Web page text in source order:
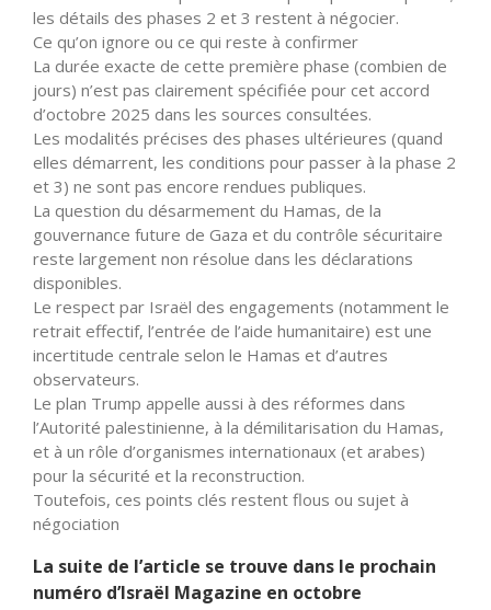
les détails des phases 2 et 3 restent à négocier.
Ce qu’on ignore ou ce qui reste à confirmer
La durée exacte de cette première phase (combien de
jours) n’est pas clairement spécifiée pour cet accord
d’octobre 2025 dans les sources consultées.
Les modalités précises des phases ultérieures (quand
elles démarrent, les conditions pour passer à la phase 2
et 3) ne sont pas encore rendues publiques.
La question du désarmement du Hamas, de la
gouvernance future de Gaza et du contrôle sécuritaire
reste largement non résolue dans les déclarations
disponibles.
Le respect par Israël des engagements (notamment le
retrait effectif, l’entrée de l’aide humanitaire) est une
incertitude centrale selon le Hamas et d’autres
observateurs.
Le plan Trump appelle aussi à des réformes dans
l’Autorité palestinienne, à la démilitarisation du Hamas,
et à un rôle d’organismes internationaux (et arabes)
pour la sécurité et la reconstruction.
Toutefois, ces points clés restent flous ou sujet à
négociation
La suite de l’article se trouve dans le prochain
numéro d’Israël Magazine en octobre